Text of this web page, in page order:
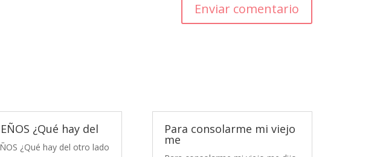
Enviar comentario
¿Qué hay del
¿Qué hay del otro lado
Para consolarme mi viejo
me